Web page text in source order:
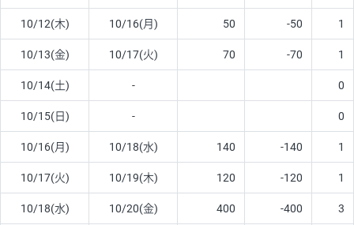
10/12(木) 10/16(月) 50 -50 1
10/13(金) 10/17(火) 70 -70 1
10/14(土) - 0
10/15(日) - 0
10/16(月) 10/18(水) 140 -140 1
10/17(火) 10/19(木) 120 -120 1
10/18(水) 10/20(金) 400 -400 3